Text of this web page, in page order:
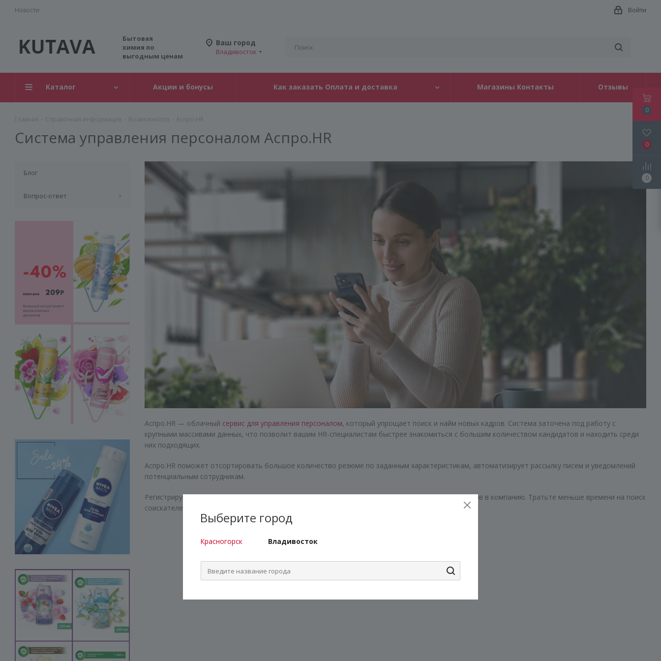
Новости Войти
Бытовая
химия по
выгодным ценам
Ваш город
Владивосток
Каталог Акции и бонусы Как заказать Оплата и доставка Магазины Контакты Отзывы
Система управления персоналом Аспро.HR
Аспро.HR — облачный сервис для управления персоналом, который упрощает поиск и найм новых кадров. Система заточена под работу с
крупными массивами данных, что позволит вашим HR-специалистам быстрее знакомиться с большим количеством кандидатов и находить среди
них подходящих.
Аспро.HR поможет отсортировать большое количество резюме по заданным характеристикам, автоматизирует рассылку писем и уведомлений
потенциальным сотрудникам.
Регистрируйтесь в Аспро.HR, проводите онлайн-собеседования и привлекайте новых специалистов в компанию. Тратьте меньше времени на поиск
соискателей, а больше — на общение с ними.
Блог
Вопрос-ответ
Выберите город
Красногорск Владивосток
0
0
0